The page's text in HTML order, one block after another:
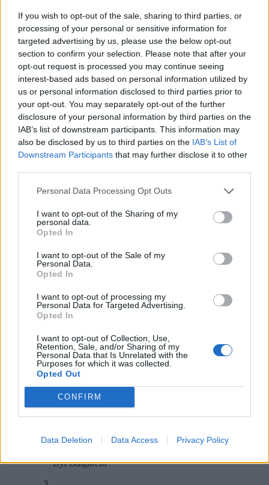
If you wish to opt-out of the sale, sharing to third parties, or
processing of your personal or sensitive information for
targeted advertising by us, please use the below opt-out
section to confirm your selection. Please note that after your
opt-out request is processed you may continue seeing
interest-based ads based on personal information utilized by
us or personal information disclosed to third parties prior to
your opt-out. You may separately opt-out of the further
disclosure of your personal information by third parties on the
IAB’s list of downstream participants. This information may
also be disclosed by us to third parties on the IAB’s List of
Downstream Participants that may further disclose it to other
Personal Data Processing Opt Outs
I want to opt-out of the Sharing of my
personal data.
Opted In
I want to opt-out of the Sale of my
Personal Data.
Opted In
I want to opt-out of processing my
Personal Data for Targeted Advertising.
Opted In
I want to opt-out of Collection, Use,
Retention, Sale, and/or Sharing of my
Personal Data that Is Unrelated with the
Purposes for which it was collected.
Opted Out
CONFIRM
Data Deletion Data Access Privacy Policy
Vincent van Gogh?
Był Austriakiem
Był Holendrem
Był Szwajcarem
8
aktor Gérard Depardieu?
Jakiej narodowości był genialny
inżynier i wynalazca Nikola Tesla?
Był Bułgarem